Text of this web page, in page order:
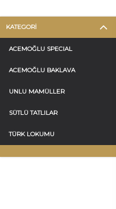
KATEGORİ
ACEMOĞLU SPECIAL
ACEMOĞLU BAKLAVA
UNLU MAMÜLLER
SÜTLÜ TATLILAR
TÜRK LOKUMU